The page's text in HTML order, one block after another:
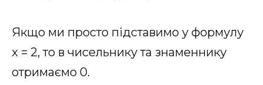
Якщо ми просто підставимо у формулу
x = 2, то в чисельнику та знаменнику
отримаємо 0.